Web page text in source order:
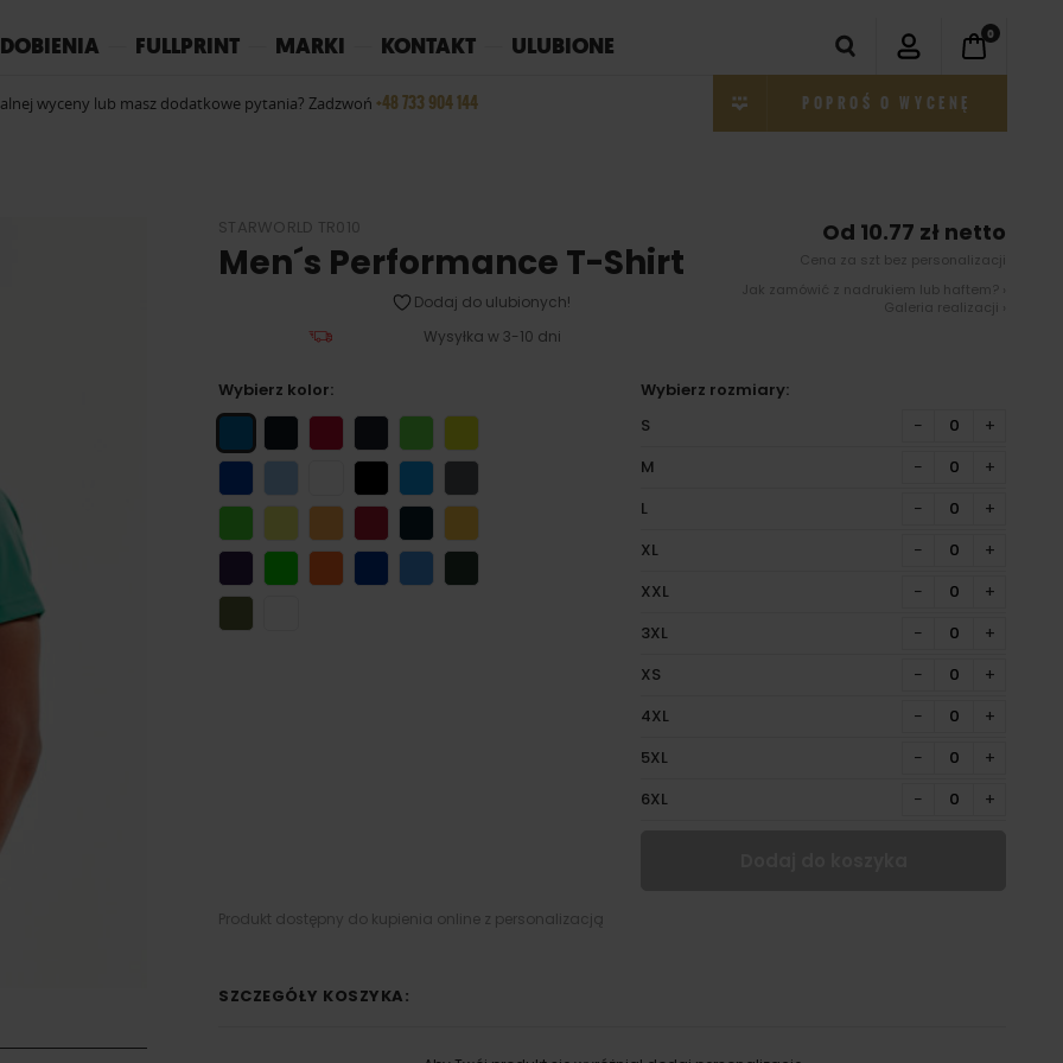
FULLPRINT MARKI KONTAKT ULUBIONE
wyceny lub masz dodatkowe pytania? Zadzwoń +48 733 904 144
0
POPROŚ O WYCENĘ
STARWORLD TR010
Men´s Performance T-Shirt
Dodaj do ulubionych!
Wysyłka w 3-10 dni
Od 10.77 zł netto
Cena za szt bez personalizacji
Jak zamówić z nadrukiem lub haftem? ›
Galeria realizacji ›
Wybierz kolor:
Wybierz rozmiary:
S
− +
M − +
L − +
XL − +
XXL − +
3XL − +
XS − +
4XL − +
5XL − +
6XL − +
Produkt dostępny do kupienia online z personalizacją
SZCZEGÓŁY KOSZYKA: